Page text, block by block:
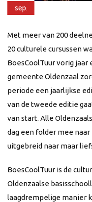
sep.
Met meer van 200
20 culturele cursussen
BoesCoolTuur vorig jaar
gemeente Oldenzaal
periode een jaarlijkse
van de tweede editie
van start. Alle
dag een folder mee naar
uitgebreid naar maar
BoesCoolTuur is de
Oldenzaalse
laagdrempelige manier